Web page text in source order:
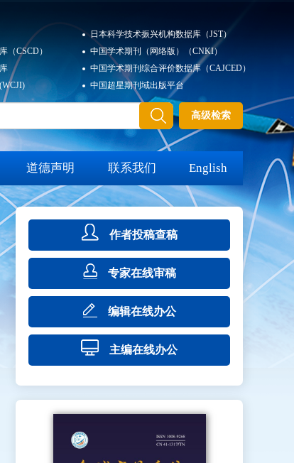
（CSCD）
日本科学技术振兴机构数据库（JST）
中国学术期刊（网络版）（CNKI）
中国学术期刊综合评价数据库（CAJCED）
中国超星期刊域出版平台
高级检索
道德声明 联系我们 English
作者投稿查稿
专家在线审稿
编辑在线办公
主编在线办公